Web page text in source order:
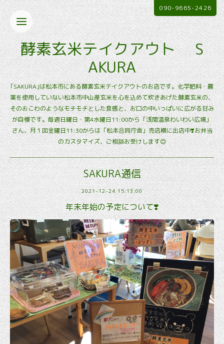
酵素玄米テイクアウト S
AKURA
｢SAKURA｣は松本市にある酵素玄米テイクアウトのお店です。化学肥料・農
薬を使用していない松本市中山産玄米を心を込めて炊きあげた酵素玄米の、
そのおこわのようなモチモチとした食感と、お口の中いっぱいに広がる甘み
が自慢です。毎週日曜日・第4水曜日11:00から「浅間温泉わいわい広場」
さん、月１回金曜日11:30からは「松本合同庁舎」売店横に出店中❣️お弁当
のカスタマイズ、ご相談お受けします😊
090-9665-2426
SAKURA通信
2021-12-24 15:13:00
年末年始の予定について❣️